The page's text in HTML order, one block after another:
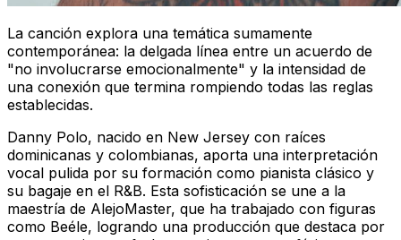
La canción explora una temática sumamente
contemporánea: la delgada línea entre un acuerdo de
"no involucrarse emocionalmente" y la intensidad de
una conexión que termina rompiendo todas las reglas
establecidas.
Danny Polo, nacido en New Jersey con raíces
dominicanas y colombianas, aporta una interpretación
vocal pulida por su formación como pianista clásico y
su bagaje en el R&B. Esta sofisticación se une a la
maestría de AlejoMaster, que ha trabajado con figuras
como Beéle, logrando una producción que destaca por